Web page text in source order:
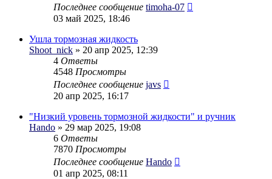
Последнее сообщение timoha-07
03 май 2025, 18:46
Ушла тормозная жидкость
Shoot_nick » 20 апр 2025, 12:39
4 Ответы
4548 Просмотры
Последнее сообщение javs
20 апр 2025, 16:17
"Низкий уровень тормозной жидкости" и ручник
Hando » 29 мар 2025, 19:08
6 Ответы
7870 Просмотры
Последнее сообщение Hando
01 апр 2025, 08:11